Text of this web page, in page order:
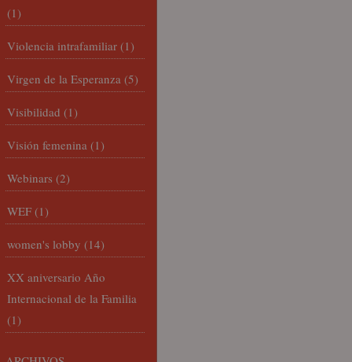
(1)
Violencia intrafamiliar (1)
Virgen de la Esperanza (5)
Visibilidad (1)
Visión femenina (1)
Webinars (2)
WEF (1)
women's lobby (14)
XX aniversario Año
Internacional de la Familia
(1)